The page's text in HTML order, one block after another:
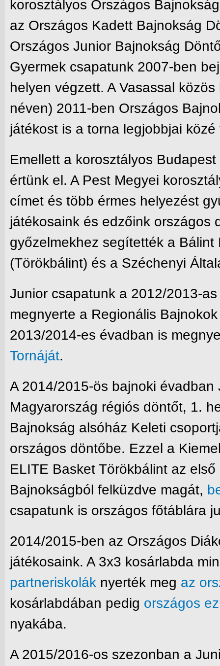
korosztályos Országos
az Országos Kadett Bajnokság
Országos Junior Bajnokság
Gyermek csapatunk 2007-ben
helyen végzett. A Vasassal
néven) 2011-ben Országos
játékost is a torna legjobbjai
Emellett a korosztályos
értünk el. A Pest Megyei
címet és több érmes helyezést
játékosaink és edzőink országos
győzelmekhez segítették a
(Törökbálint) és a Széchenyi
Junior csapatunk a 2012/2013-
megnyerte a Regionális
2013/2014-es évadban is
Tornáját.
A 2014/2015-ös bajnoki
Magyarország régiós döntőt, 1.
Bajnokság alsóház Keleti
országos döntőbe. Ezzel a
ELITE Basket Törökbálint az
Bajnokságból felküzdve magát,
csapatunk is országos főtáblára
2014/2015-ben az Országos
játékosaink. A 3x3 kosárlabda
partneriskolák nyerték meg az
kosárlabdában pedig országos
nyakába.
A 2015/2016-os szezonban a